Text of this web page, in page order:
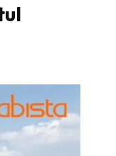
terkini di